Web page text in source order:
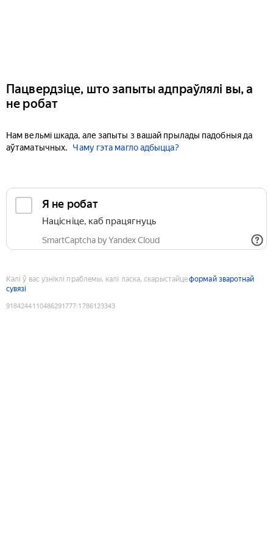
Пацвердзіце, што запыты адпраўлялі вы, а
не робат
Нам вельмі шкада, але запыты з вашай прылады падобныя да
аўтаматычных.
Чаму гэта магло адбыцца?
Я не робат
Націсніце, каб працягнуць
SmartCaptcha by Yandex Cloud
Калі ў вас узніклі праблемы, калі ласка, скарыстайцеформай зваротнай
сувязі
9184244110486291777:1786123343